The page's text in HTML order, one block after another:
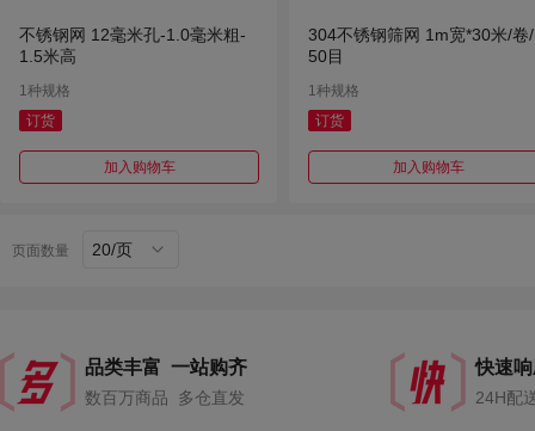
不锈钢网 12毫米孔-1.0毫米粗-
1.5米高
1种规格
订货
加入购物车
304不锈钢筛网 1m宽*30米/卷
50目
1种规格
订货
加入购物车
页面数量 20/页
品类丰富 一站购齐
数百万商品 多仓直发
快速
24H配